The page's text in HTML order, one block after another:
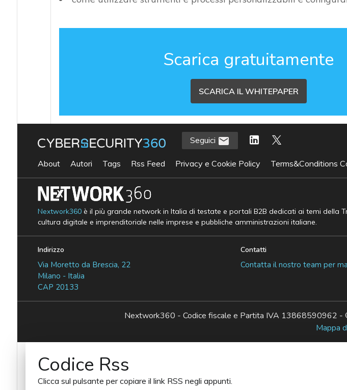
Scarica gratuitamente
SCARICA IL WHITEPAPER
Seguici
About Autori Tags Rss Feed Privacy e Cookie Policy Terms&Conditions
Nextwork360è il più grande network in Italia di testate e portali B2B dedicati ai temi della
cultura digitale e imprenditoriale nelle imprese e pubbliche amministrazioni italiane.
Indirizzo
Via Moretto da Brescia, 22
Milano - Italia
CAP 20133
Contatti
Contatta il nostro team per
Nextwork360 - Codice fiscale e Partita IVA 13868590962
Mappa
Codice Rss
Clicca sul pulsante per copiare il link RSS negli appunti.